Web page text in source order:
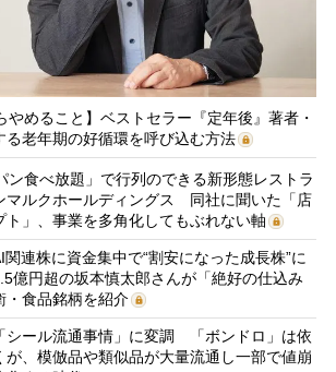
やめること】ベストセラー『定年後』著者・
る老年期の好循環を呼び込む方法
ン食べ放題」で行列のできる新形態レストラ
マルクホールディングス 同社に聞いた「店
ト」、事業を多角化してもぶれない軸
連株に資金集中で“割安になった成長株”に
円超の坂本慎太郎さんが「絶好の仕込み
・食品銘柄を紹介
シール流通事情」に変調 「ボンドロ」は依
が、模倣品や類似品が大量流通し一部で値崩